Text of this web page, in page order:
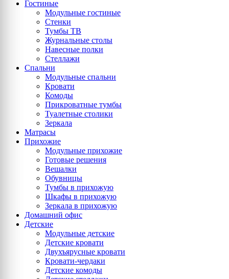
Гостиные
Модульные гостиные
Стенки
Тумбы ТВ
Журнальные столы
Навесные полки
Стеллажи
Спальни
Модульные спальни
Кровати
Комоды
Прикроватные тумбы
Туалетные столики
Зеркала
Матрасы
Прихожие
Модульные прихожие
Готовые решения
Вешалки
Обувницы
Тумбы в прихожую
Шкафы в прихожую
Зеркала в прихожую
Домашний офис
Детские
Модульные детские
Детские кровати
Двухъярусные кровати
Кровати-чердаки
Детские комоды